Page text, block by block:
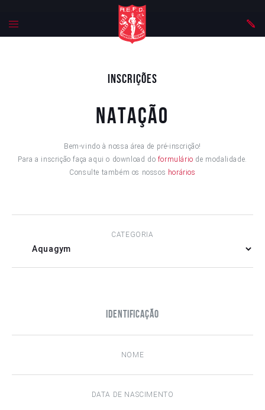
Inscrições
Natação
Bem-vindo à nossa área de pré-inscrição!
Para a inscrição faça aqui o download do formulário de modalidade.
Consulte também os nossos horários
Identificação